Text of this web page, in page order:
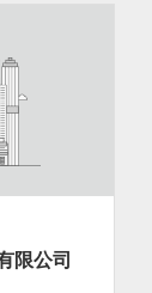
限公司